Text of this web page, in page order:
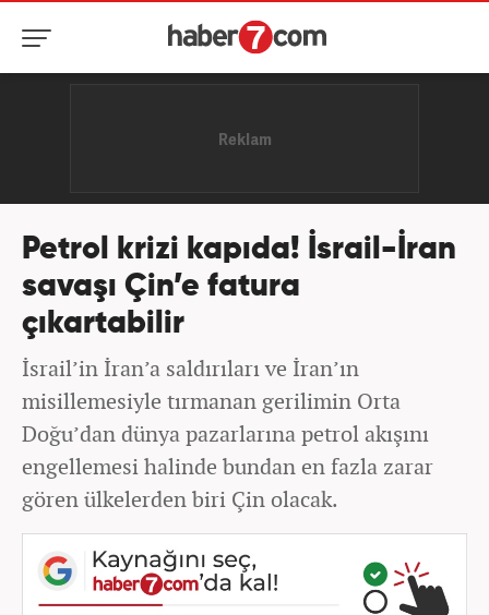
Petrol krizi kapıda! İsrail-İran
savaşı Çin’e fatura
çıkartabilir
İsrail’in İran’a saldırıları ve İran’ın
misillemesiyle tırmanan gerilimin Orta
Doğu’dan dünya pazarlarına petrol akışını
engellemesi halinde bundan en fazla zarar
gören ülkelerden biri Çin olacak.